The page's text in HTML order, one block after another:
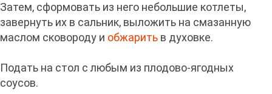
Затем, сформовать из него небольшие котлеты,
завернуть их в сальник, выложить на смазанную
маслом сковороду и обжарить в духовке.
Подать на стол с любым из плодово-ягодных
соусов.